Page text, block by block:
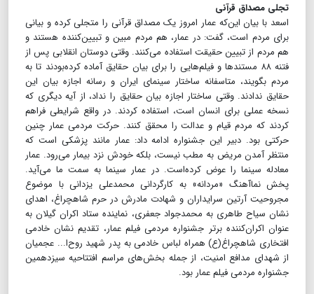
تجلی مصداق قرآنی
اسعد با بیان این‌که عمار امروز یک مصداق قرآنی را متجلی کرده و بیانی
برای مردم است، گفت: در عمار، هم مردم مبین و تبیین‌کننده هستند و
هم مردم از تبیین حقیقت استفاده می‌کنند. وقتی دوستان انقلابی پس از
فتنه ۸۸ مستندها و فیلم‌هایی را برای بیان حقایق آماده کرده‌بودند تا به
مردم بگویند، متاسفانه ساختار سینمای ایران و رسانه اجازه بیان این
حقایق ندادند. وقتی ساختار اجازه بیان حقایق را نداد، از آیه دیگری که
نسخه عملی برای انسان است، استفاده کردند. در واقع شرایطی فراهم
کردند که مردم قیام و عدالت را محقق کنند. حرکت مردمی عمار چنین
حرکتی بود. دبیر این جشنواره ادامه داد: عمار مانند پزشکی است که
منتظر آمدن مریض به مطب نیست، بلکه خودش نزد بیمار می‌رود. عمار
معادله سینما را عوض کرده‌است. در عمار سینما به سمت ما می‌آید.
پخش نماآهنگ «مردانه» به کارگردانی محمدعلی یزدانی با موضوع
مجروحیت آرتین سرایداران و شهادت مادرش در حرم شاهچراغ، اهدای
نشان سیاح طاهری به محمدجواد جعفری، نماینده ستاد اکران گیلان به
عنوان اکران‌کننده برتر جشنواره مردمی فیلم عمار، تقدیم نشان خادمی
افتخاری شاهچراغ(ع) همراه لباس خادمی به پدر شهید روح‌ا... عجمیان
از شهدای مدافع امنیت، از جمله بخش‌های مراسم افتتاحیه سیزدهمین
جشنواره مردمی فیلم عمار بود.